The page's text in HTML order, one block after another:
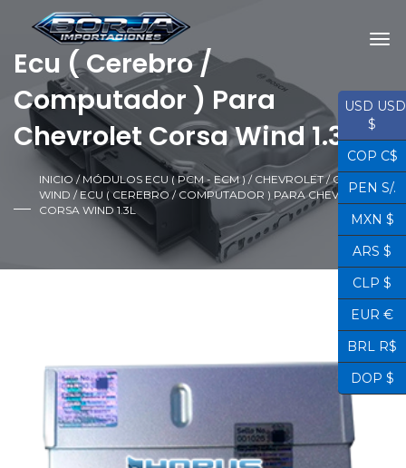
Ecu ( Cerebro /
Computador ) Para
Chevrolet Corsa Wind 1.3L
INICIO /MÓDULOS ECU ( PCM - ECM ) / CHEVROLET/CORSA
WIND / ECU ( CEREBRO / COMPUTADOR ) PARA CHEVROLET
CORSA WIND 1.3L
USD USD
$
COP C$
PEN S/.
MXN $
ARS $
CLP $
EUR €
BRL R$
DOP $